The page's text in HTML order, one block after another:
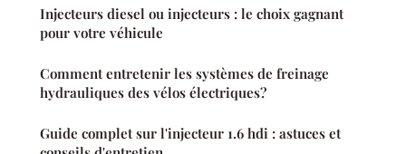
Injecteurs diesel ou injecteurs : le choix gagnant
pour votre véhicule
Comment entretenir les systèmes de freinage
hydrauliques des vélos électriques?
Guide complet sur l'injecteur 1.6 hdi : astuces et